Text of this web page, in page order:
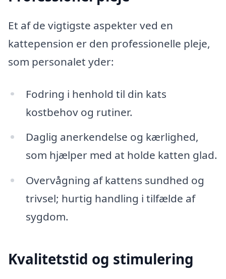
Et af de vigtigste aspekter ved en
kattepension er den professionelle pleje,
som personalet yder:
Fodring i henhold til din kats
kostbehov og rutiner.
Daglig anerkendelse og kærlighed,
som hjælper med at holde katten glad.
Overvågning af kattens sundhed og
trivsel; hurtig handling i tilfælde af
sygdom.
Kvalitetstid og stimulering